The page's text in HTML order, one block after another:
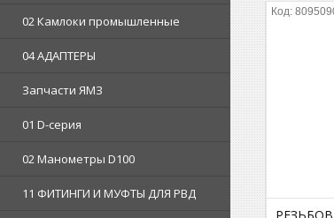
02 Камлоки промышленные
04 АДАПТЕРЫ
Запчасти ЯМЗ
01 D-серия
02 Манометры D100
11 ФИТИНГИ И МУФТЫ ДЛЯ РВД